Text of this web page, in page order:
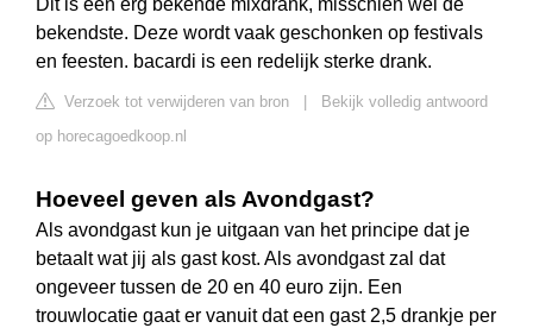
Dit is een erg bekende mixdrank, misschien wel de
bekendste. Deze wordt vaak geschonken op festivals
en feesten. bacardi is een redelijk sterke drank.
Verzoek tot verwijderen van bron
Bekijk volledig antwoord
op horecagoedkoop.nl
Hoeveel geven als Avondgast?
Als avondgast kun je uitgaan van het principe dat je
betaalt wat jij als gast kost. Als avondgast zal dat
ongeveer tussen de 20 en 40 euro zijn. Een
trouwlocatie gaat er vanuit dat een gast 2,5 drankje per